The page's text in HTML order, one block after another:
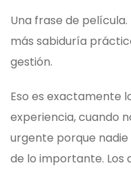
Una frase de
más sabiduría
gestión.
Eso es exactamente
experiencia, cuando
urgente porque
de lo importante. Los